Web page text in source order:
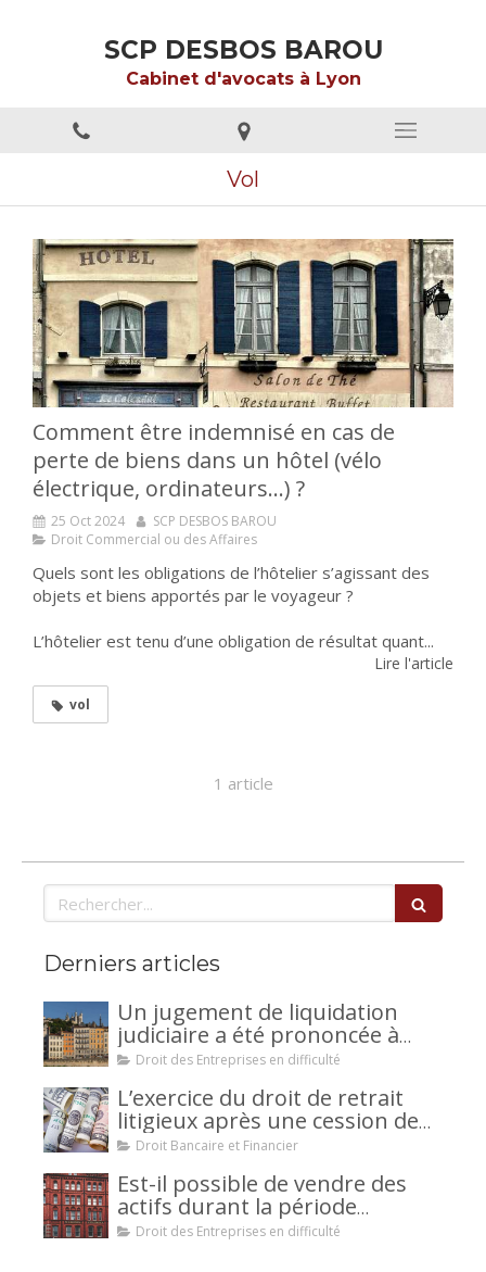
SCP DESBOS BAROU
Cabinet d'avocats à Lyon
Vol
Comment être indemnisé en cas de
perte de biens dans un hôtel (vélo
électrique, ordinateurs…) ?
25 Oct 2024
SCP DESBOS BAROU
Droit Commercial ou des Affaires
Quels sont les obligations de l’hôtelier s’agissant des
objets et biens apportés par le voyageur ?
L’hôtelier est tenu d’une obligation de résultat quant...
Lire l'article
vol
1 article
Rechercher
Derniers articles
Un jugement de liquidation
judiciaire a été prononcée à
votre encontre : comment
Droit des Entreprises en difficulté
L’exercice du droit de retrait
litigieux après une cession de
créance : un mécanisme
la caution.
Droit Bancaire et Financier
Est-il possible de vendre des
actifs durant la période
d’observation d’un
Droit des Entreprises en difficulté